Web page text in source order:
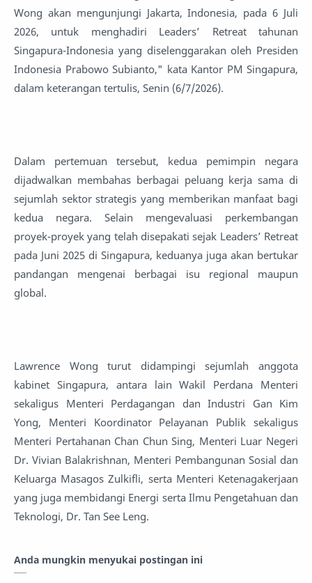
Wong akan mengunjungi Jakarta, Indonesia, pada 6 Juli
2026, untuk menghadiri Leaders’ Retreat tahunan
Singapura-Indonesia yang diselenggarakan oleh Presiden
Indonesia Prabowo Subianto," kata Kantor PM Singapura,
dalam keterangan tertulis, Senin (6/7/2026).
Dalam pertemuan tersebut, kedua pemimpin negara
dijadwalkan membahas berbagai peluang kerja sama di
sejumlah sektor strategis yang memberikan manfaat bagi
kedua negara. Selain mengevaluasi perkembangan
proyek-proyek yang telah disepakati sejak Leaders’ Retreat
pada Juni 2025 di Singapura, keduanya juga akan bertukar
pandangan mengenai berbagai isu regional maupun
global.
Lawrence Wong turut didampingi sejumlah anggota
kabinet Singapura, antara lain Wakil Perdana Menteri
sekaligus Menteri Perdagangan dan Industri Gan Kim
Yong, Menteri Koordinator Pelayanan Publik sekaligus
Menteri Pertahanan Chan Chun Sing, Menteri Luar Negeri
Dr. Vivian Balakrishnan, Menteri Pembangunan Sosial dan
Keluarga Masagos Zulkifli, serta Menteri Ketenagakerjaan
yang juga membidangi Energi serta Ilmu Pengetahuan dan
Teknologi, Dr. Tan See Leng.
Anda mungkin menyukai postingan ini